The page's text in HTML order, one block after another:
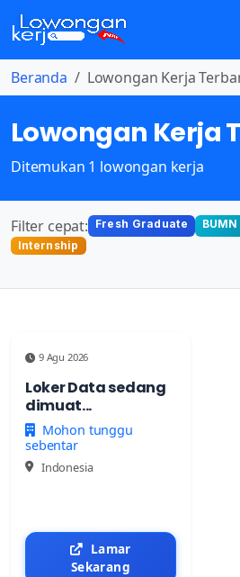
Beranda Lowongan Kerja
Lowongan Kerja
Ditemukan 1 lowongan kerja
Filter cepat: Fresh Graduate BUMN
Internship
9 Agu 2026
Loker Data sedang
dimuat...
Mohon tunggu
sebentar
Indonesia
Lamar
Sekarang